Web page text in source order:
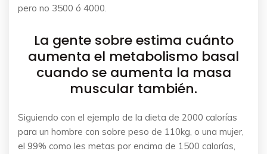
pero no 3500 ó 4000.
La gente sobre estima cuánto
aumenta el metabolismo basal
cuando se aumenta la masa
muscular también.
Siguiendo con el ejemplo de la dieta de 2000 calorías
para un hombre con sobre peso de 110kg, o una mujer,
el 99% como les metas por encima de 1500 calorías,